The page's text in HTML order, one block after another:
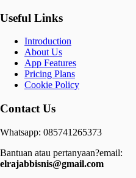
Useful Links
Introduction
About Us
App Features
Pricing Plans
Cookie Policy
Contact Us
Whatsapp: 085741265373
Bantuan atau pertanyaan?email:
elrajabbisnis@gmail.com